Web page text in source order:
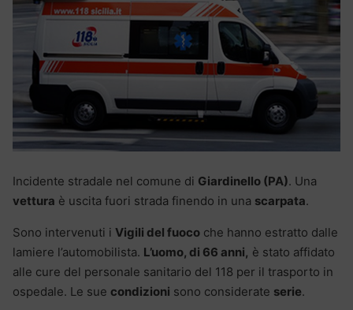
Incidente stradale nel comune di Giardinello (PA). Una
vettura è uscita fuori strada finendo in una scarpata.
Sono intervenuti i Vigili del fuoco che hanno estratto dalle
lamiere l’automobilista. L’uomo, di 66 anni, è stato affidato
alle cure del personale sanitario del 118 per il trasporto in
ospedale. Le sue condizioni sono considerate serie.